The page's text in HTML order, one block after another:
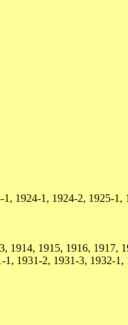
1924-1, 1924-2, 1925-
1914, 1915, 1916, 1917,
1931-2, 1931-3, 1932-1,